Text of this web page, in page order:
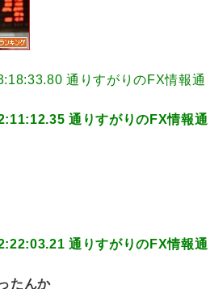
通りすがりのFX情報通
通りすがりのFX情報通
通りすがりのFX情報通
たんか